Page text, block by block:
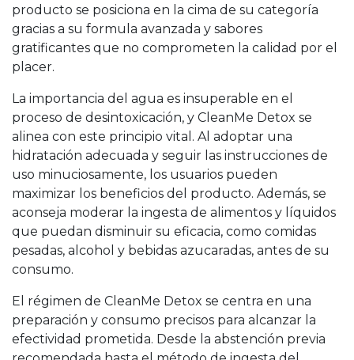
producto se posiciona en la cima de su categoría
gracias a su formula avanzada y sabores
gratificantes que no comprometen la calidad por el
placer.
La importancia del agua es insuperable en el
proceso de desintoxicación, y CleanMe Detox se
alinea con este principio vital. Al adoptar una
hidratación adecuada y seguir las instrucciones de
uso minuciosamente, los usuarios pueden
maximizar los beneficios del producto. Además, se
aconseja moderar la ingesta de alimentos y líquidos
que puedan disminuir su eficacia, como comidas
pesadas, alcohol y bebidas azucaradas, antes de su
consumo.
El régimen de CleanMe Detox se centra en una
preparación y consumo precisos para alcanzar la
efectividad prometida. Desde la abstención previa